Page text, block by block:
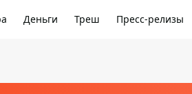
Деньги Треш Пресс-релизы